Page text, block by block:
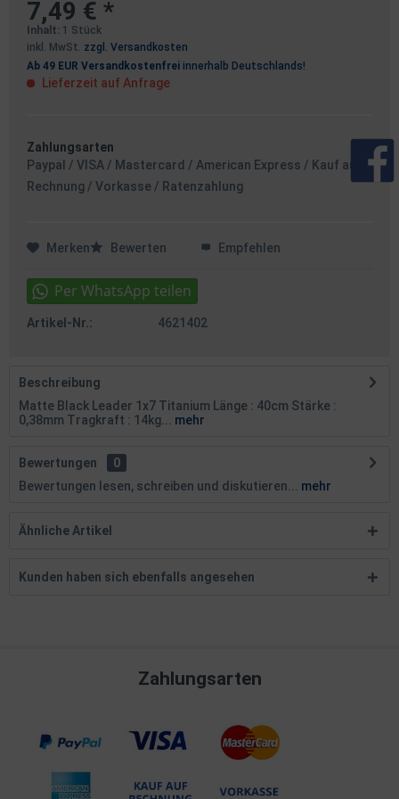
7,49 € *
Inhalt: 1 Stück
inkl. MwSt. zzgl. Versandkosten
Ab 49 EUR Versandkostenfrei innerhalb Deutschlands!
Lieferzeit auf Anfrage
Zahlungsarten
Paypal / VISA / Mastercard / American Express / Kauf auf
Rechnung / Vorkasse / Ratenzahlung
Merken Bewerten Empfehlen
Artikel-Nr.: 4621402
Beschreibung
Matte Black Leader 1x7 Titanium Länge : 40cm Stärke :
0,38mm Tragkraft : 14kg...
mehr
Bewertungen
0
Bewertungen lesen, schreiben und diskutieren...
mehr
Ähnliche Artikel
Kunden haben sich ebenfalls angesehen
Zahlungsarten